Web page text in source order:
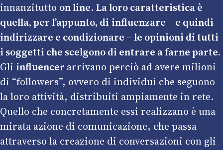
innanzitutto on line. La loro caratteristica è
quella, per l’appunto, di influenzare – e quindi
indirizzare e condizionare – le opinioni di tutti
i soggetti che scelgono di entrare a farne parte.
Gli influencer arrivano perciò ad avere milioni
di “followers”, ovvero di individui che seguono
la loro attività, distribuiti ampiamente in rete.
Quello che concretamente essi realizzano è una
mirata azione di comunicazione, che passa
attraverso la creazione di conversazioni con gli